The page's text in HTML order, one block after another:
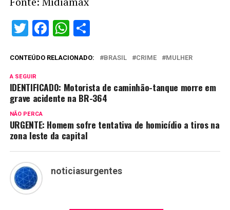
Twitter
Facebook
WhatsApp
Share
CONTEÚDO RELACIONADO: BRASIL CRIME MULHER
A SEGUIR
IDENTIFICADO: Motorista de caminhão-tanque morre em
grave acidente na BR-364
NÃO PERCA
URGENTE: Homem sofre tentativa de homicídio a tiros na
zona leste da capital
noticiasurgentes